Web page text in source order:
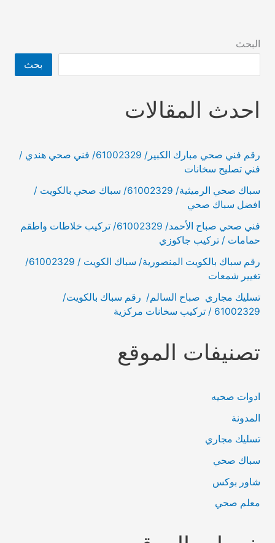
البحث
بحث
احدث المقالات
رقم فني صحي مبارك الكبير/ 61002329/ فني صحي هندي /
فني تصليح سخانات
سباك صحي الرميثية/ 61002329/ سباك صحي بالكويت /
افضل سباك صحي
فني صحي صباح الأحمد/ 61002329/ تركيب خلاطات واطقم
حمامات / تركيب جاكوزي
رقم سباك بالكويت المنصورية/ سباك الكويت / 61002329/
تغيير شمعات
تسليك مجاري صباح السالم/ رقم سباك بالكويت/
61002329 / تركيب سخانات مركزية
تصنيفات الموقع
ادوات صحيه
المدونة
تسليك مجاري
سباك صحي
شاور بوكس
معلم صحي